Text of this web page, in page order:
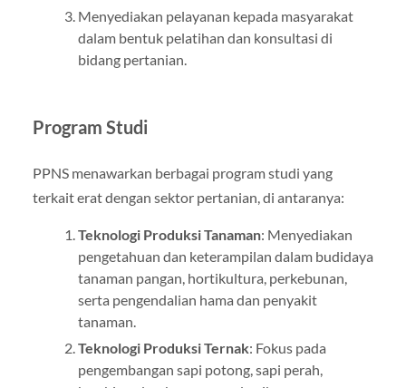
Menyediakan pelayanan kepada masyarakat
dalam bentuk pelatihan dan konsultasi di
bidang pertanian.
Program Studi
PPNS menawarkan berbagai program studi yang
terkait erat dengan sektor pertanian, di antaranya:
Teknologi Produksi Tanaman: Menyediakan
pengetahuan dan keterampilan dalam budidaya
tanaman pangan, hortikultura, perkebunan,
serta pengendalian hama dan penyakit
tanaman.
Teknologi Produksi Ternak: Fokus pada
pengembangan sapi potong, sapi perah,